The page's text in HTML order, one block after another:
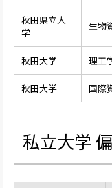
秋田県立大
学
生物
秋田大学 理工
秋田大学 国際
私立大学